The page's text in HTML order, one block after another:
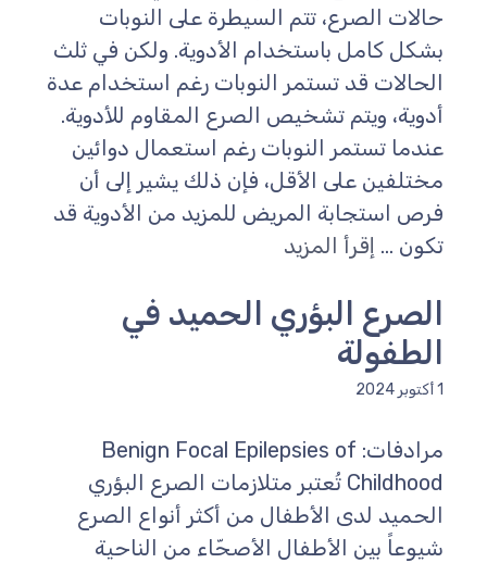
حالات الصرع، تتم السيطرة على النوبات
بشكل كامل باستخدام الأدوية. ولكن في ثلث
الحالات قد تستمر النوبات رغم استخدام عدة
أدوية، ويتم تشخيص الصرع المقاوم للأدوية.
عندما تستمر النوبات رغم استعمال دوائين
مختلفين على الأقل، فإن ذلك يشير إلى أن
فرص استجابة المريض للمزيد من الأدوية قد
تكون ... إقرأ المزيد
الصرع البؤري الحميد في
الطفولة
1 أكتوبر 2024
مرادفات: Benign Focal Epilepsies of
Childhood تُعتبر متلازمات الصرع البؤري
الحميد لدى الأطفال من أكثر أنواع الصرع
شيوعاً بين الأطفال الأصحّاء من الناحية